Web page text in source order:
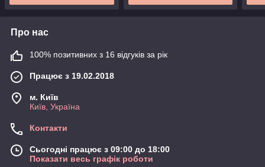
Про нас
100% позитивних з 16 відгуків за рік
Працює з 19.02.2018
м. Київ
Київ, Україна
Контакти
Сьогодні працює з 09:00 до 18:00
Показати весь графік роботи